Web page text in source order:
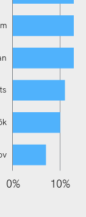
110% 10%
0%
-10%
-20%